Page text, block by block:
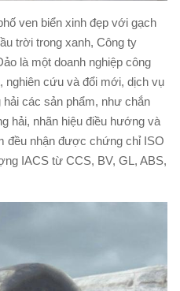
ven biển xinh đẹp với gạch
trời trong xanh, Công ty
là một doanh nghiệp công
nghiên cứu và đổi mới, dịch vụ
các sản phẩm, như chắn
hải, nhãn hiệu điều hướng và
đều nhận được chứng chỉ ISO
IACS từ CCS, BV, GL, ABS,